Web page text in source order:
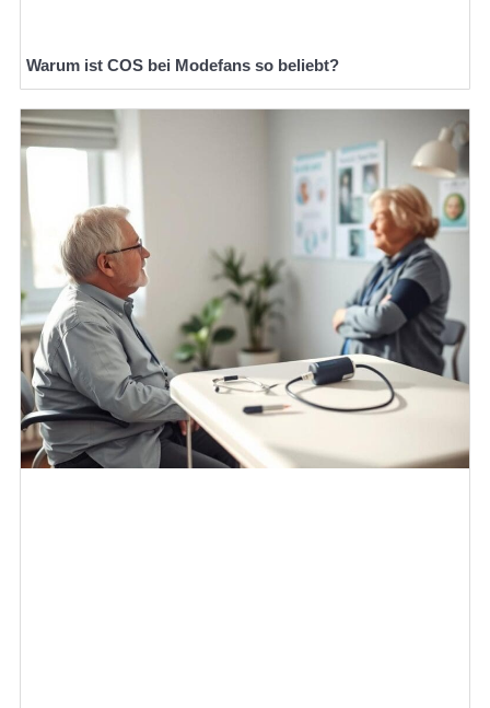
Warum ist COS bei Modefans so beliebt?